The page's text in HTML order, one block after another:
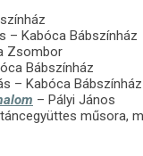
– Kabóca Bábszínház
Zsombor
Bábszínház
– Kabóca Bábszínház
– Pályi János
műsora,